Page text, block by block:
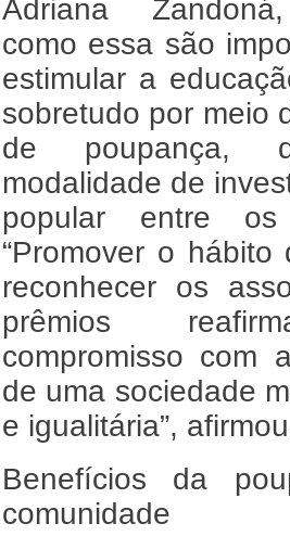
Adriana
como essa são
estimular a
sobretudo por meio
de
modalidade de
popular entre os
“Promover o
reconhecer os
prêmios
compromisso com
de uma sociedade
e igualitária”,
Benefícios da
comunidade